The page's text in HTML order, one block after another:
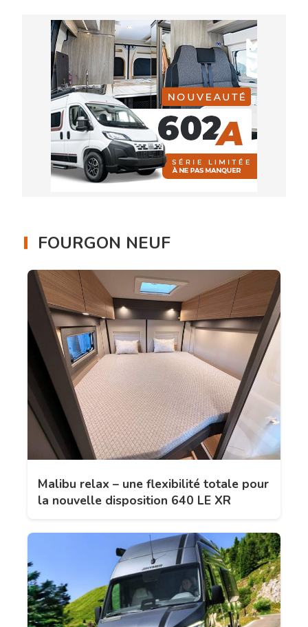
FOURGON NEUF
Malibu relax – une flexibilité totale pour
la nouvelle disposition 640 LE XR